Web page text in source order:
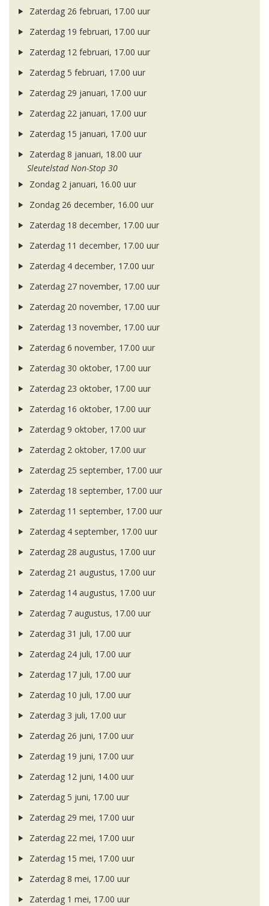
Zaterdag 26 februari, 17.00 uur
Zaterdag 19 februari, 17.00 uur
Zaterdag 12 februari, 17.00 uur
Zaterdag 5 februari, 17.00 uur
Zaterdag 29 januari, 17.00 uur
Zaterdag 22 januari, 17.00 uur
Zaterdag 15 januari, 17.00 uur
Zaterdag 8 januari, 18.00 uur
Sleutelstad Non-Stop 30
Zondag 2 januari, 16.00 uur
Zondag 26 december, 16.00 uur
Zaterdag 18 december, 17.00 uur
Zaterdag 11 december, 17.00 uur
Zaterdag 4 december, 17.00 uur
Zaterdag 27 november, 17.00 uur
Zaterdag 20 november, 17.00 uur
Zaterdag 13 november, 17.00 uur
Zaterdag 6 november, 17.00 uur
Zaterdag 30 oktober, 17.00 uur
Zaterdag 23 oktober, 17.00 uur
Zaterdag 16 oktober, 17.00 uur
Zaterdag 9 oktober, 17.00 uur
Zaterdag 2 oktober, 17.00 uur
Zaterdag 25 september, 17.00 uur
Zaterdag 18 september, 17.00 uur
Zaterdag 11 september, 17.00 uur
Zaterdag 4 september, 17.00 uur
Zaterdag 28 augustus, 17.00 uur
Zaterdag 21 augustus, 17.00 uur
Zaterdag 14 augustus, 17.00 uur
Zaterdag 7 augustus, 17.00 uur
Zaterdag 31 juli, 17.00 uur
Zaterdag 24 juli, 17.00 uur
Zaterdag 17 juli, 17.00 uur
Zaterdag 10 juli, 17.00 uur
Zaterdag 3 juli, 17.00 uur
Zaterdag 26 juni, 17.00 uur
Zaterdag 19 juni, 17.00 uur
Zaterdag 12 juni, 14.00 uur
Zaterdag 5 juni, 17.00 uur
Zaterdag 29 mei, 17.00 uur
Zaterdag 22 mei, 17.00 uur
Zaterdag 15 mei, 17.00 uur
Zaterdag 8 mei, 17.00 uur
Zaterdag 1 mei, 17.00 uur